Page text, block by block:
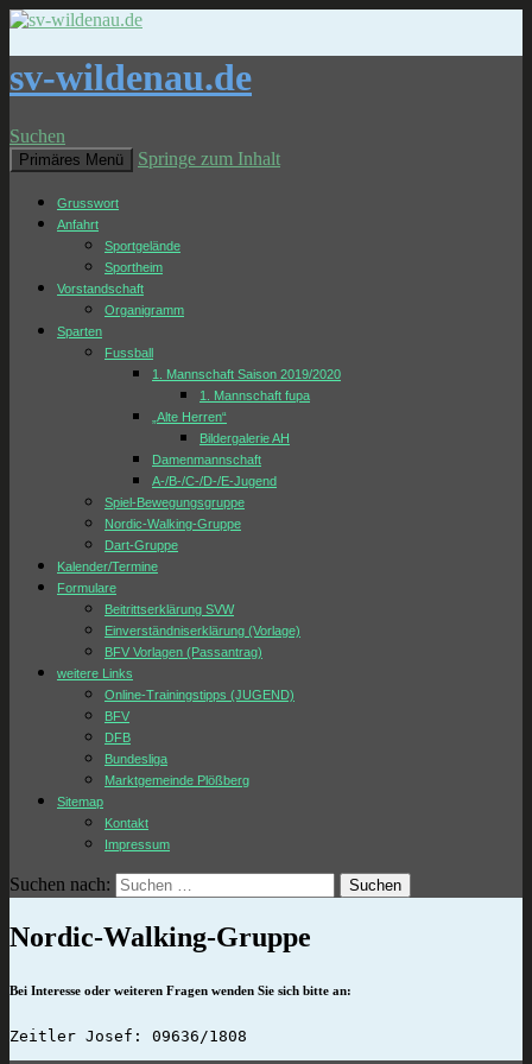
sv-wildenau.de
Suchen
Primäres Menü Springe zum Inhalt
Grusswort
Anfahrt
Sportgelände
Sportheim
Vorstandschaft
Organigramm
Sparten
Fussball
1. Mannschaft Saison 2019/2020
1. Mannschaft fupa
„Alte Herren“
Bildergalerie AH
Damenmannschaft
A-/B-/C-/D-/E-Jugend
Spiel-Bewegungsgruppe
Nordic-Walking-Gruppe
Dart-Gruppe
Kalender/Termine
Formulare
Beitrittserklärung SVW
Einverständniserklärung (Vorlage)
BFV Vorlagen (Passantrag)
weitere Links
Online-Trainingstipps (JUGEND)
BFV
DFB
Bundesliga
Marktgemeinde Plößberg
Sitemap
Kontakt
Impressum
Suchen nach:
Nordic-Walking-Gruppe
Bei Interesse oder weiteren Fragen wenden Sie sich bitte an:
Zeitler Josef: 09636/1808